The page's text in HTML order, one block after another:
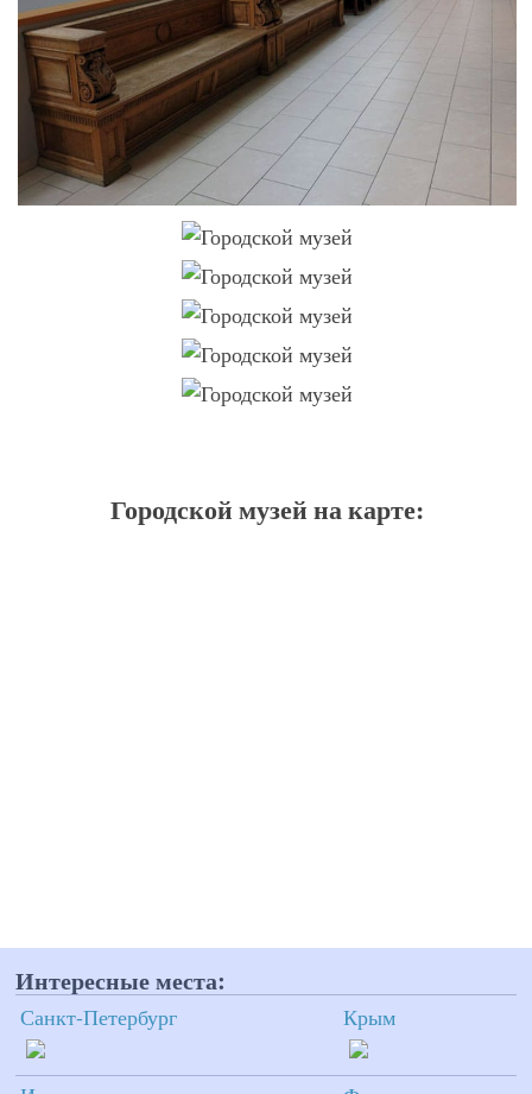
Городской музей на карте:
Интересные места:
Санкт-Петербург Крым